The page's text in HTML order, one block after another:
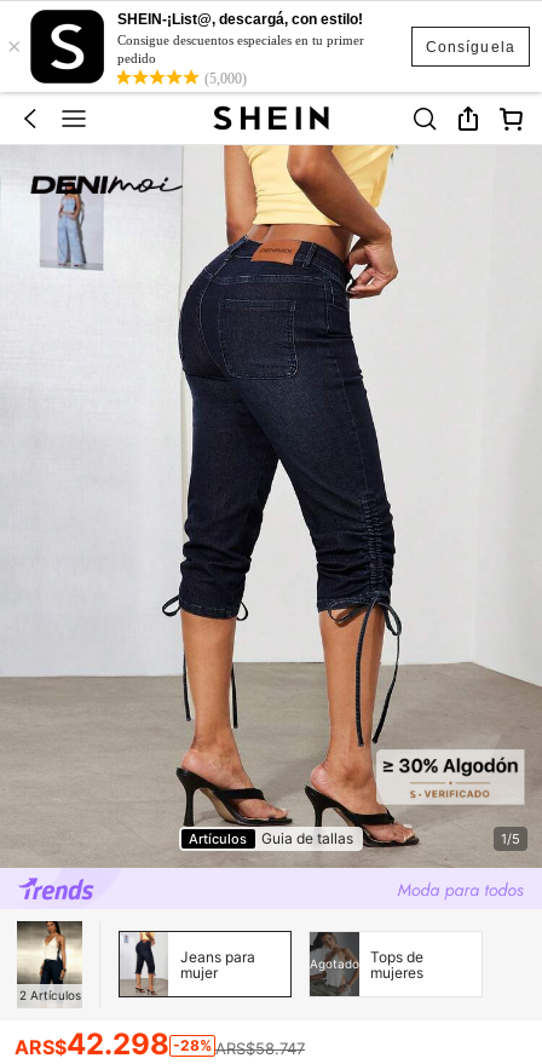
Consíguela
×
SHEIN-¡List@, descargá, con estilo!
Consigue descuentos especiales en tu primer
pedido
(5,000)
Artículos Guia de tallas 1/5
2 Artículos
Jeans para
mujer
Agotado
Tops de
mujeres
ARS$42.298 -28% ARS$58.747